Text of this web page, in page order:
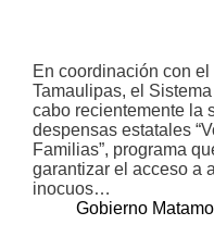
En coordinación con
Tamaulipas, el
cabo recientemente la
despensas estatales
Familias”, programa
garantizar el acceso a
inocuos…
Gobierno